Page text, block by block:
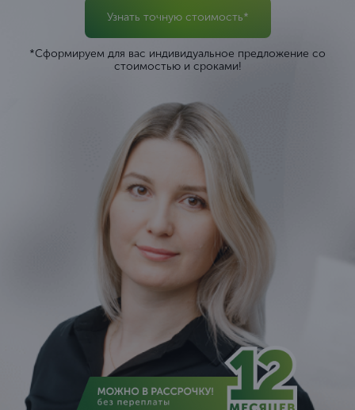
Узнать точную стоимость*
*Сформируем для вас индивидуальное предложение со
стоимостью и сроками!